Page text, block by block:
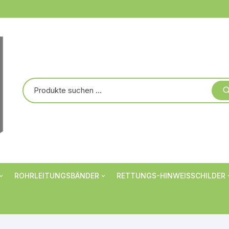
ROHRLEITUNGSBÄNDER RETTUNGS-HINWEISSCHILDER